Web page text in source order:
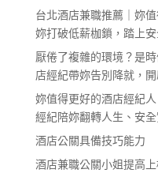
台北酒店兼職推薦｜妳
妳打破低薪枷鎖，踏上
厭倦了複雜的環境？是
店經紀帶妳告別降就，
妳值得更好的酒店經紀
經紀陪妳翻轉人生、安
酒店公關具備技巧能力
酒店兼職公關小姐提高